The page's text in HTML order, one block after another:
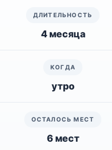
4 месяца
утро
6 мест